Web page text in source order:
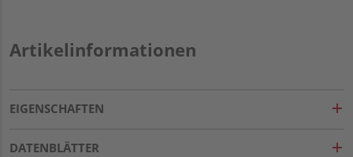
Artikelinformationen
EIGENSCHAFTEN
DATENBLÄTTER